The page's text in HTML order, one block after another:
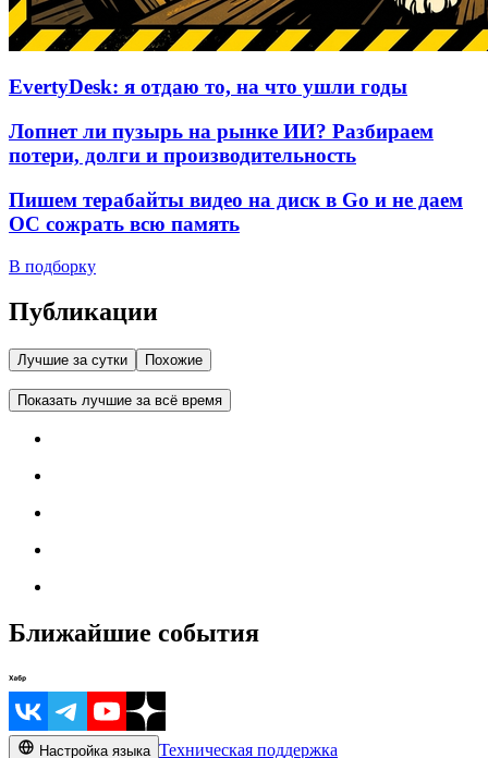
EvertyDesk: я отдаю то, на что ушли годы
Лопнет ли пузырь на рынке ИИ? Разбираем
потери, долги и производительность
Пишем терабайты видео на диск в Go и не даем
ОС сожрать всю память
В подборку
Публикации
Лучшие за сутки Похожие
Показать лучшие за всё время
Ближайшие события
Настройка языка Техническая поддержка